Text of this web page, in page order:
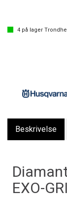
4 på lager
Beskrivelse
EXO-